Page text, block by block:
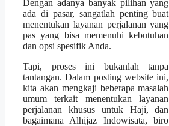
Dengan adanya banyak pilihan yang
ada di pasar, sangatlah penting buat
menentukan layanan perjalanan yang
pas yang bisa memenuhi kebutuhan
dan opsi spesifik Anda.
Tapi, proses ini bukanlah tanpa
tantangan. Dalam posting website ini,
kita akan mengkaji beberapa masalah
umum terkait menentukan layanan
perjalanan khusus untuk Haji, dan
bagaimana Alhijaz Indowisata, biro